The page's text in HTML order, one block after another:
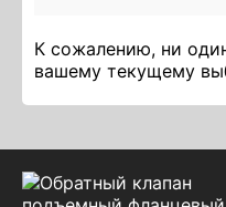
К сожалению, ни
вашему текущему